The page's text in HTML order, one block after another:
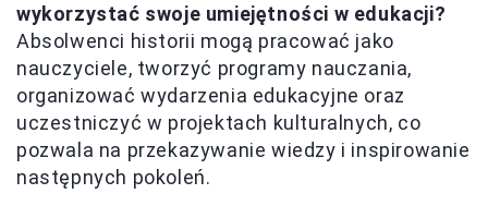
wykorzystać swoje umiejętności w edukacji?
Absolwenci historii mogą pracować jako
nauczyciele, tworzyć programy nauczania,
organizować wydarzenia edukacyjne oraz
uczestniczyć w projektach kulturalnych, co
pozwala na przekazywanie wiedzy i inspirowanie
następnych pokoleń.